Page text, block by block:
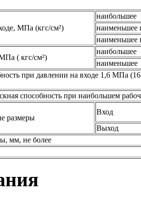
МПа (кгс/см²)
наибольшее
наименьшее
наименьшее
( кгс/см²)
наибольшее
наименьшее
при давлении на входе 1,6 МПа
способность при наибольшем
размеры
Вход
Выход
мм, не более